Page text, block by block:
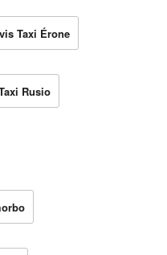
Taxi Érone
Rusio